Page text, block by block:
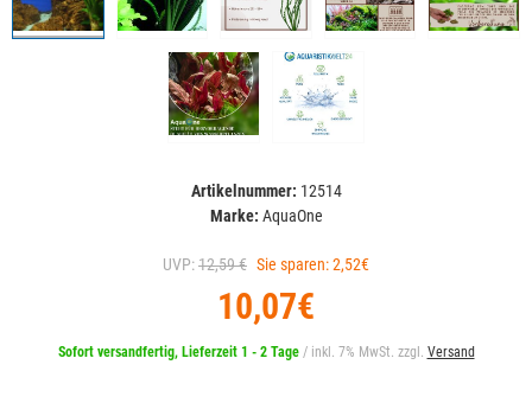
Artikelnummer: 12514
Marke: AquaOne
UVP:12,59 € Sie sparen: 2,52€
10,07€
Sofort versandfertig, Lieferzeit 1 - 2 Tage / inkl. 7% MwSt. zzgl. Versand